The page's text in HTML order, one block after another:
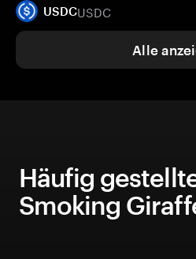
USDCUSDC
Alle
Häufig
Smoking